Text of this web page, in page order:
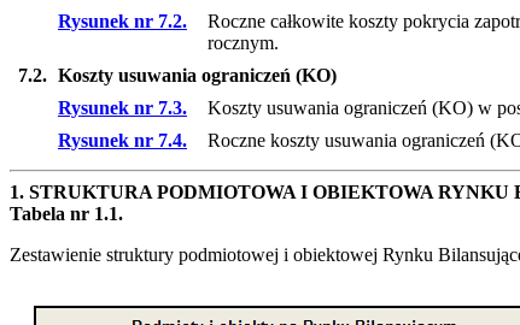
Rysunek nr 7.2.
Roczne całkowite koszty pokrycia
rocznym.
7.2. Koszty usuwania ograniczeń (KO)
Rysunek nr 7.3.
Koszty usuwania ograniczeń (KO) w
Rysunek nr 7.4.
Roczne koszty usuwania ograniczeń
1. STRUKTURA PODMIOTOWA I OBIEKTOWA RYNKU
Tabela nr 1.1.
Zestawienie struktury podmiotowej i obiektowej Rynku